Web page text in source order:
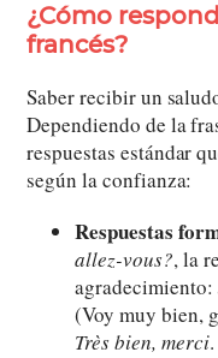
¿Cómo
francés?
Saber recibir un
Dependiendo de la
respuestas estándar
según la confianza:
Respuestas
allez-vous?, la
agradecimiento:
(Voy muy bien,
Très bien, merci.